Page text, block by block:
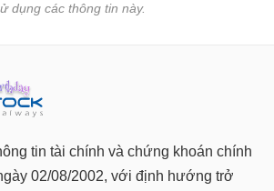
dụng các thông tin này.
tin tài chính và chứng khoán chính
02/08/2002, với định hướng trở